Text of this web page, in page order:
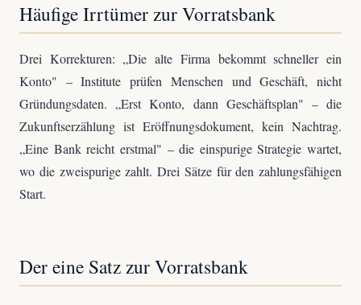
Häufige Irrtümer zur Vorratsbank
Drei Korrekturen: „Die alte Firma bekommt schneller ein
Konto" – Institute prüfen Menschen und Geschäft, nicht
Gründungsdaten. „Erst Konto, dann Geschäftsplan" – die
Zukunftserzählung ist Eröffnungsdokument, kein Nachtrag.
„Eine Bank reicht erstmal" – die einspurige Strategie wartet,
wo die zweispurige zahlt. Drei Sätze für den zahlungsfähigen
Start.
Der eine Satz zur Vorratsbank